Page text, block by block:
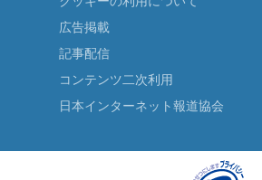
広告掲載
記事配信
コンテンツ二次利用
日本インターネット報道協会